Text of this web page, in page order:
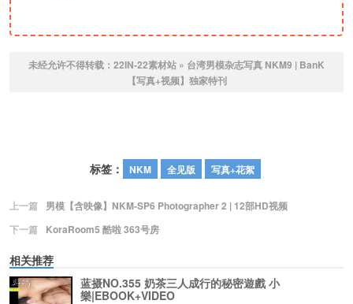
未经允许不得转载： 22IN-22素材站 » 台湾男模杂志写真 NKM9 | BanK
【写真+视频】独家特刊
标签： NKM 全见版 写真+花絮
上一篇
男模【含映像】NKM-SP6 Photographer 2 | 12部HD视频
下一篇
KoraRoom5 酷啦 363号房
相关推荐
蓝摄NO.355 奶茶三人成行的秘密遊戲 小
樂|EBOOK+VIDEO